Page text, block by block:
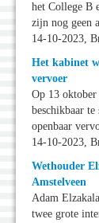
het College B
zijn nog geen
14-10-2023,
Het kabinet
vervoer
Op 13 oktober
beschikbaar
openbaar
14-10-2023,
Wethouder
Amstelveen
Adam
twee grote